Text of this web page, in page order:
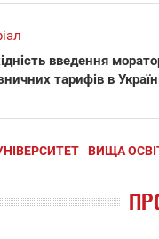
введення
тарифів в
ВИЩА